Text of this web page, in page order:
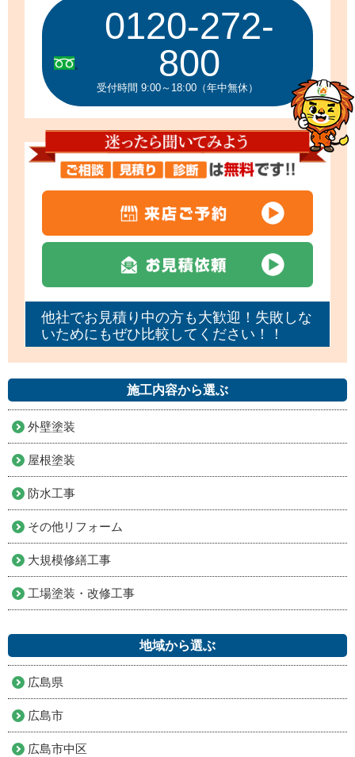
0120-272-
800
受付時間 9:00～18:00（年中無休）
他社でお見積り中の方も大歓迎！失敗しな
いためにもぜひ比較してください！！
施工内容から選ぶ
外壁塗装
屋根塗装
防水工事
その他リフォーム
大規模修繕工事
工場塗装・改修工事
地域から選ぶ
広島県
広島市
広島市中区